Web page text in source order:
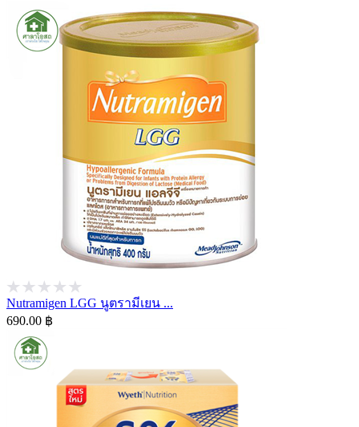
Nutramigen LGG นูตรามีเยน ...
690.00 ฿